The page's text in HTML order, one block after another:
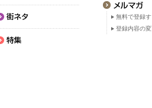
無料で登録
登録内容の